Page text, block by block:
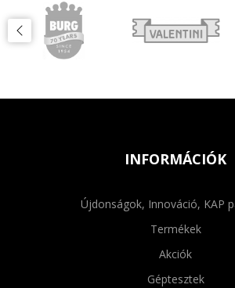
INFORMÁCIÓK
Újdonságok, Innováció, KAP
Termékek
Akciók
Géptesztek